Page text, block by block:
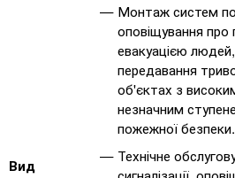
Вид
Монтаж систем
оповіщування про
евакуацією
передавання
об'єктах з
незначним
пожежної безпеки.
Технічне